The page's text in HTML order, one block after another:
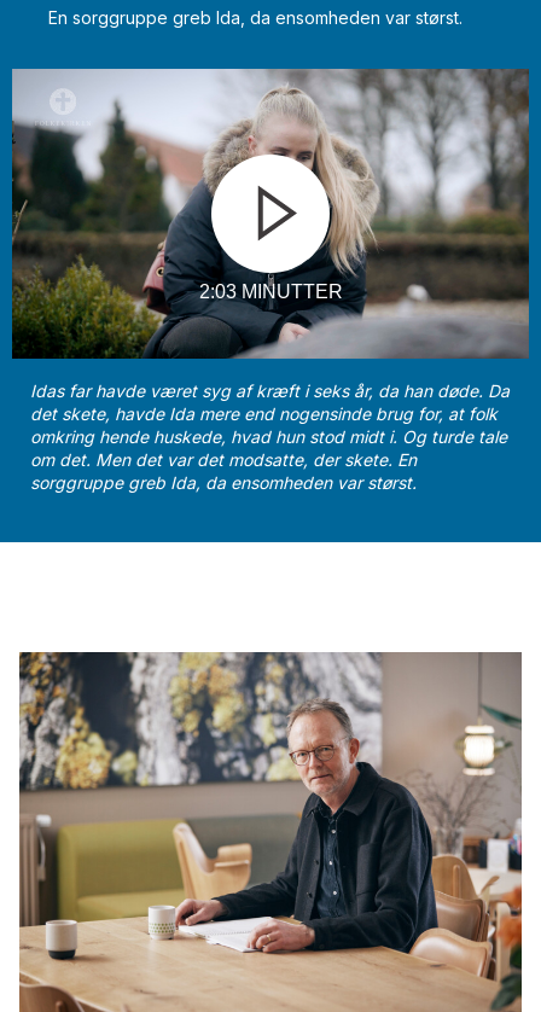
En sorggruppe greb Ida, da ensomheden var størst.
2:03 MINUTTER
Idas far havde været syg af kræft i seks år, da han døde. Da
det skete, havde Ida mere end nogensinde brug for, at folk
omkring hende huskede, hvad hun stod midt i. Og turde tale
om det. Men det var det modsatte, der skete. En
sorggruppe greb Ida, da ensomheden var størst.